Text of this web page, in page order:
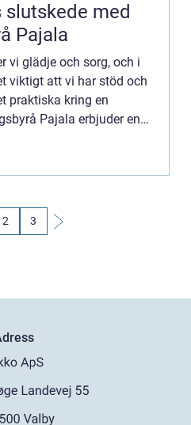
med
Pajala
vi glädje och sorg, och i
viktigt att vi har stöd och
praktiska kring en
Pajala erbjuder en
2 3